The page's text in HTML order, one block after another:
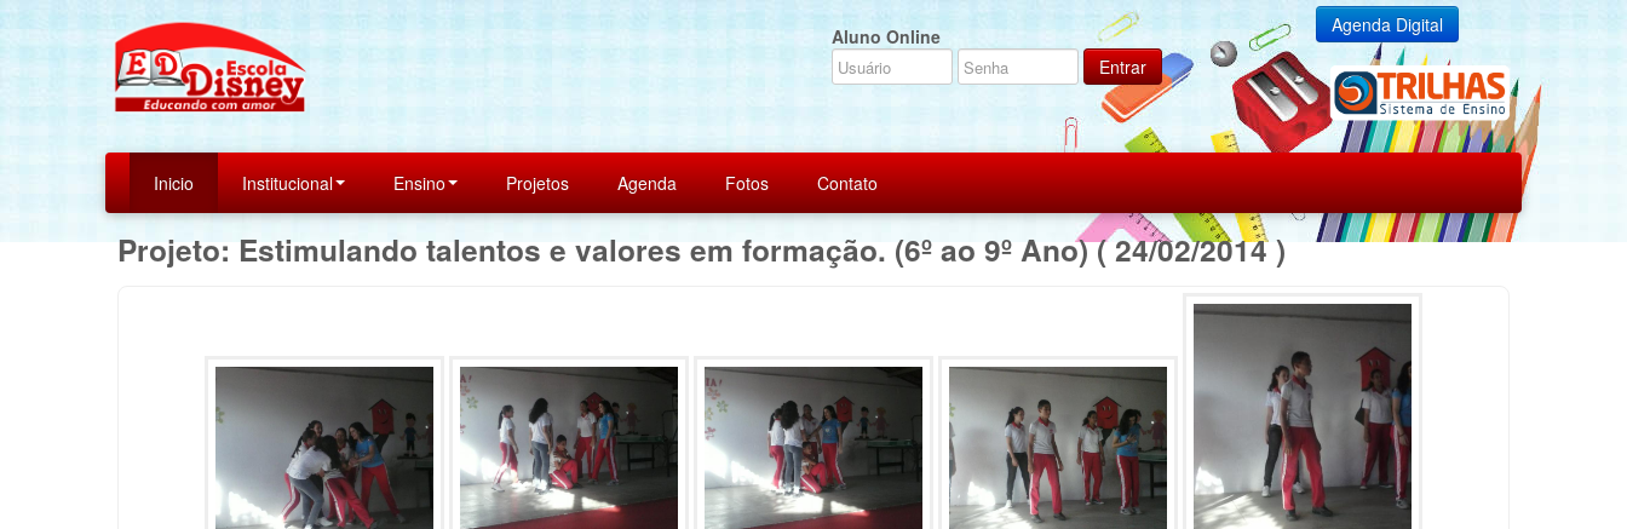
Aluno Online Agenda Digital
Inicio Institucional Ensino Projetos Agenda Fotos Contato
Projeto: Estimulando talentos e valores em formação. (6º ao 9º Ano) ( 24/02/2014 )